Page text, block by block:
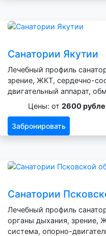
Санатории Якутии
Лечебный профиль
зрение, ЖКТ, сердечно-
двигательный аппарат,
Цены: от 2600
Забронировать
Санатории
Лечебный профиль
органы дыхания, зрение,
система, опорно-